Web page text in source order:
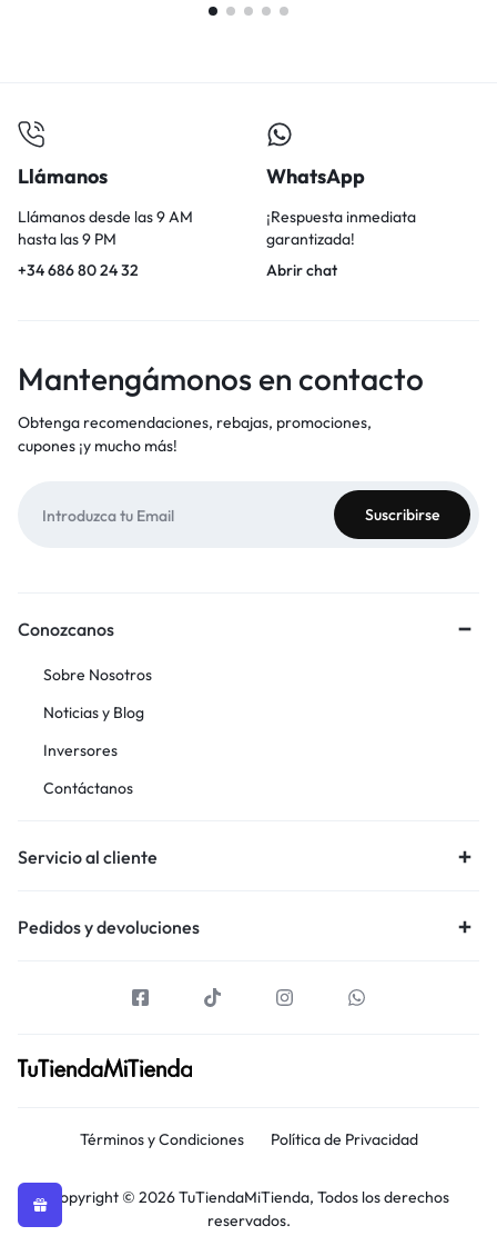
Llámanos
Llámanos desde las 9 AM
hasta las 9 PM
+34 686 80 24 32
WhatsApp
¡Respuesta inmediata
garantizada!
Abrir chat
Mantengámonos en contacto
Obtenga recomendaciones, rebajas, promociones,
cupones ¡y mucho más!
Conozcanos
Sobre Nosotros
Noticias y Blog
Inversores
Contáctanos
Servicio al cliente
Pedidos y devoluciones
Términos y Condiciones Política de Privacidad
Copyright © 2026 TuTiendaMiTienda, Todos los derechos
reservados.